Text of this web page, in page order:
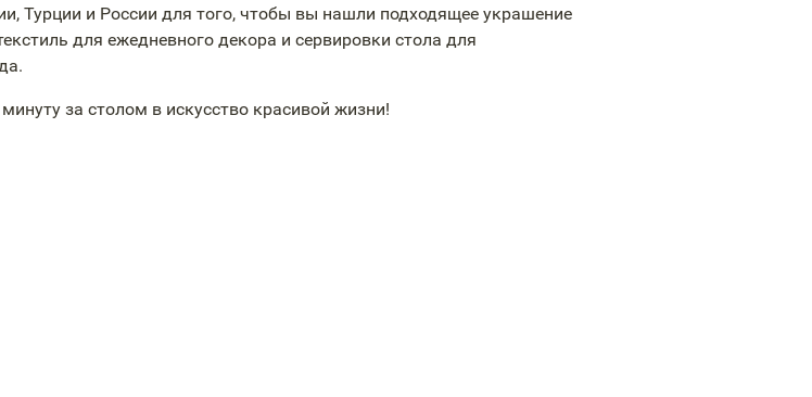
Турции и России для того, чтобы вы нашли подходящее украшение
для ежедневного декора и сервировки стола для
за столом в искусство красивой жизни!